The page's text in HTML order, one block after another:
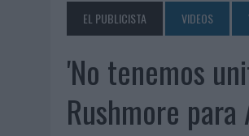
07/08/2026 | EL VERANO PONE A
07/08/2026
VUELING CONVIERTE LOS
07/08/2026
CUANDO SE APAGUE EL
06/08/2026
‘LA VUELTA’, DE
EL PUBLICISTA VIDEOS
'No tenemos
Rushmore para